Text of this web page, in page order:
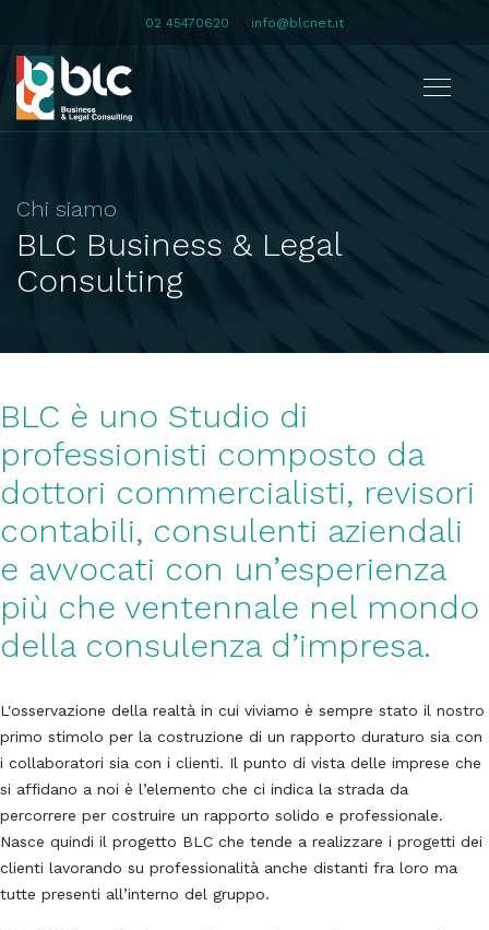
02 45470620 info@blcnet.it
Chi siamo
BLC Business & Legal
Consulting
BLC è uno Studio di
professionisti composto da
dottori commercialisti, revisori
contabili, consulenti aziendali
e avvocati con un’esperienza
più che ventennale nel mondo
della consulenza d’impresa.
L'osservazione della realtà in cui viviamo è sempre stato il nostro
primo stimolo per la costruzione di un rapporto duraturo sia con
i collaboratori sia con i clienti. Il punto di vista delle imprese che
si affidano a noi è l’elemento che ci indica la strada da
percorrere per costruire un rapporto solido e professionale.
Nasce quindi il progetto BLC che tende a realizzare i progetti dei
clienti lavorando su professionalità anche distanti fra loro ma
tutte presenti all’interno del gruppo.